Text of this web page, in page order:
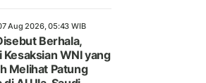
Aug 2026, 05:43 WIB
Berhala,
Kesaksian WNI yang
Melihat Patung